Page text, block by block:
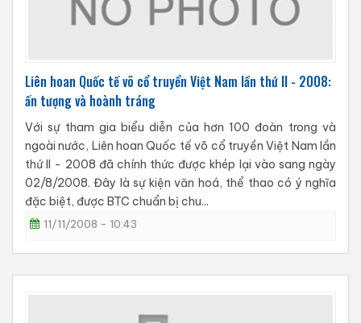
Liên hoan Quốc tế võ cổ truyển Việt Nam lần thứ II - 2008:
ấn tượng và hoành tráng
Với sự tham gia biểu diễn của hơn 100 đoàn trong và
ngoài nước, Liên hoan Quốc tế võ cổ truyền Việt Nam lần
thứ II - 2008 đã chính thức được khép lại vào sang ngày
02/8/2008. Đây là sự kiện văn hoá, thể thao có ý nghĩa
đặc biệt, được BTC chuẩn bị chu...
11/11/2008 - 10:43